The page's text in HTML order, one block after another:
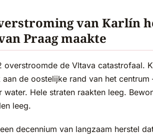
van Karlín
Praag maakte
overstroomde de Vltava catastrofaal.
aan de oostelijke rand van het
water. Hele straten raakten leeg.
leeg.
decennium van langzaam herstel